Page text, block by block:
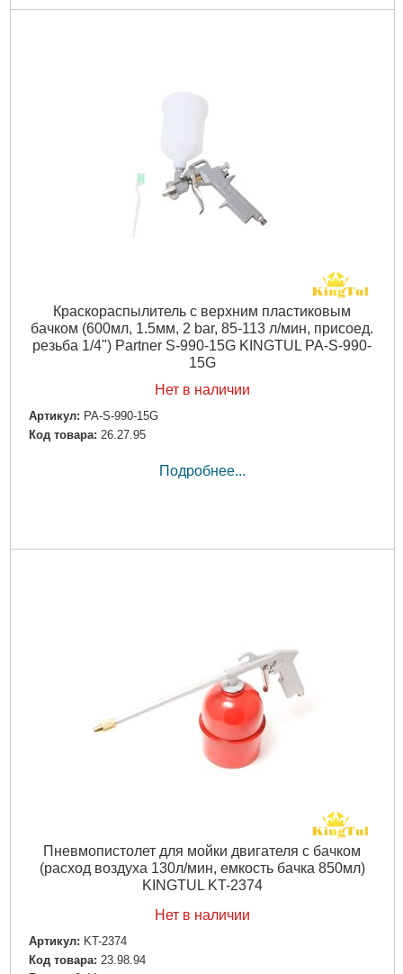
Краскораспылитель с верхним пластиковым
бачком (600мл, 1.5мм, 2 bar, 85-113 л/мин, присоед.
резьба 1/4") Partner S-990-15G KINGTUL PA-S-990-
15G
Нет в наличии
Артикул: PA-S-990-15G
Код товара: 26.27.95
Подробнее...
Пневмопистолет для мойки двигателя с бачком
(расход воздуха 130л/мин, емкость бачка 850мл)
KINGTUL KT-2374
Нет в наличии
Артикул: KT-2374
Код товара: 23.98.94